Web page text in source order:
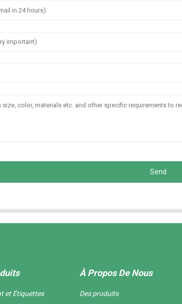
Send
et Étiquettes
À Propos De Nous
Des produits